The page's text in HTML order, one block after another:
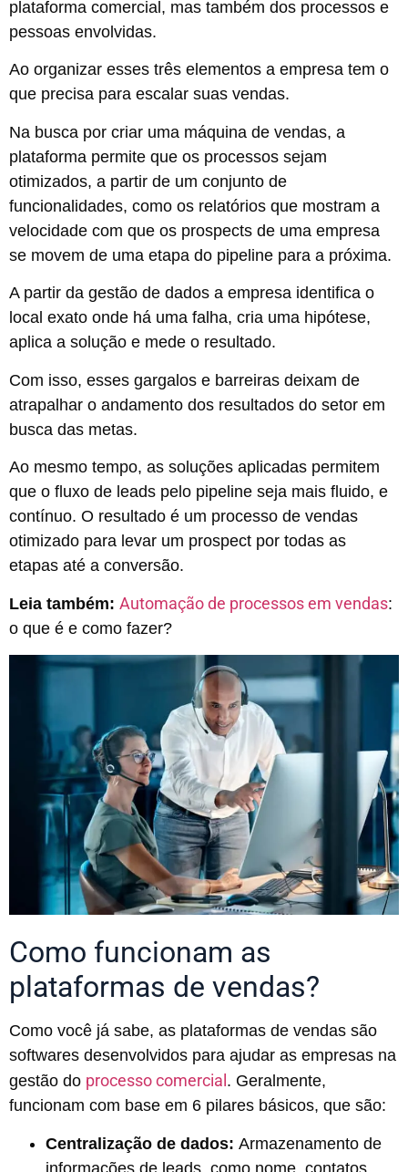
plataforma comercial, mas também dos processos e
pessoas envolvidas.
Ao organizar esses três elementos a empresa tem o
que precisa para escalar suas vendas.
Na busca por criar uma máquina de vendas, a
plataforma permite que os processos sejam
otimizados, a partir de um conjunto de
funcionalidades, como os relatórios que mostram a
velocidade com que os prospects de uma empresa
se movem de uma etapa do pipeline para a próxima.
A partir da gestão de dados a empresa identifica o
local exato onde há uma falha, cria uma hipótese,
aplica a solução e mede o resultado.
Com isso, esses gargalos e barreiras deixam de
atrapalhar o andamento dos resultados do setor em
busca das metas.
Ao mesmo tempo, as soluções aplicadas permitem
que o fluxo de leads pelo pipeline seja mais fluido, e
contínuo. O resultado é um processo de vendas
otimizado para levar um prospect por todas as
etapas até a conversão.
Leia também: Automação de processos em vendas:
o que é e como fazer?
Como funcionam as
plataformas de vendas?
Como você já sabe, as plataformas de vendas são
softwares desenvolvidos para ajudar as empresas na
gestão do processo comercial . Geralmente,
funcionam com base em 6 pilares básicos, que são:
Centralização de dados: Armazenamento de
informações de leads, como nome, contatos,